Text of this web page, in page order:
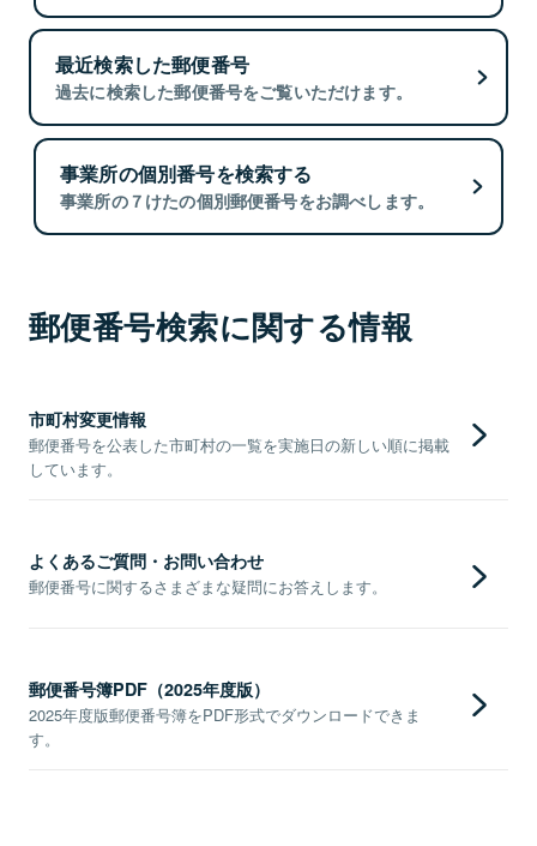
最近検索した郵便番号
過去に検索した郵便番号をご覧いただけます。
事業所の個別番号を検索する
事業所の７けたの個別郵便番号をお調べします。
郵便番号検索に関する情報
市町村変更情報
郵便番号を公表した市町村の一覧を実施日の新しい順に掲載
しています。
よくあるご質問・お問い合わせ
郵便番号に関するさまざまな疑問にお答えします。
郵便番号簿PDF（2025年度版）
2025年度版郵便番号簿をPDF形式でダウンロードできま
す。